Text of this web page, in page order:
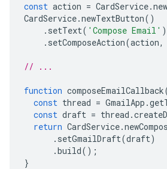
const action = CardService.
CardService.newTextButton()
. setText( 'Compose Email' )
. setComposeAction(action,
// ...
function composeEmailCallback
const thread = GmailApp .
const draft = thread .
return CardService.
. setGmailDraft(draft)
.build();
}